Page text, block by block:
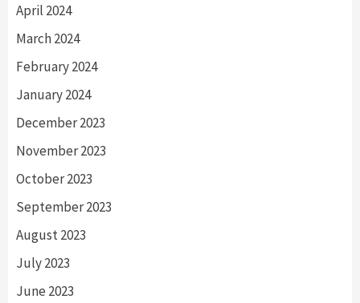
April 2024
March 2024
February 2024
January 2024
December 2023
November 2023
October 2023
September 2023
August 2023
July 2023
June 2023